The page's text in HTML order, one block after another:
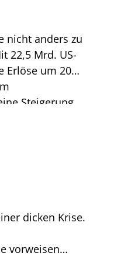
nicht anders zu
22,5 Mrd. US-
Erlöse um 20%
Steigerung
auf die
Aber
das
Dollar;
zum Kauf
dicken Krise.
vorweisen